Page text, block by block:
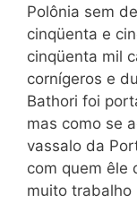
Polônia sem
cinqüenta e
cinqüenta mil
cornígeros e
Bathori foi
mas como se
vassalo da
com quem êle
muito trabalho